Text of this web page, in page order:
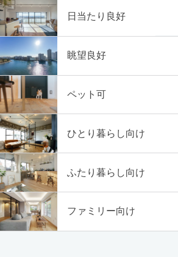
日当たり良好
眺望良好
ペット可
ひとり暮らし向け
ふたり暮らし向け
ファミリー向け